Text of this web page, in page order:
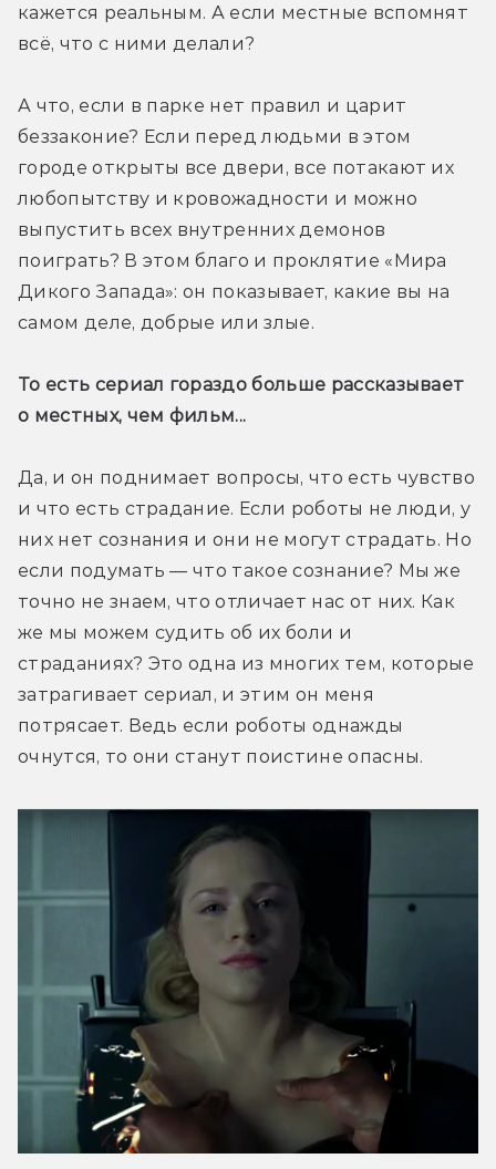
кажется реальным. А если местные вспомнят
всё, что с ними делали?
А что, если в парке нет правил и царит
беззаконие? Если перед людьми в этом
городе открыты все двери, все потакают их
любопытству и кровожадности и можно
выпустить всех внутренних демонов
поиграть? В этом благо и проклятие «Мира
Дикого Запада»: он показывает, какие вы на
самом деле, добрые или злые.
То есть сериал гораздо больше рассказывает
о местных, чем фильм...
Да, и он поднимает вопросы, что есть чувство
и что есть страдание. Если роботы не люди, у
них нет сознания и они не могут страдать. Но
если подумать — что такое сознание? Мы же
точно не знаем, что отличает нас от них. Как
же мы можем судить об их боли и
страданиях? Это одна из многих тем, которые
затрагивает сериал, и этим он меня
потрясает. Ведь если роботы однажды
очнутся, то они станут поистине опасны.